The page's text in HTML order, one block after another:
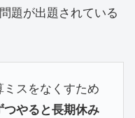
題が出題されている
スをなくすため
やると長期休み